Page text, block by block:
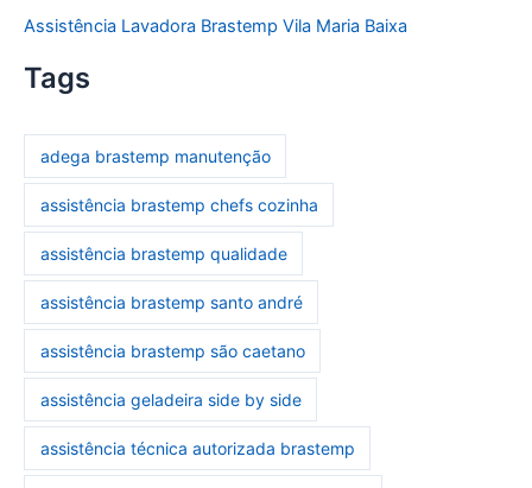
Assistência Lavadora Brastemp Vila Maria Baixa
Tags
adega brastemp manutenção
assistência brastemp chefs cozinha
assistência brastemp qualidade
assistência brastemp santo andré
assistência brastemp são caetano
assistência geladeira side by side
assistência técnica autorizada brastemp